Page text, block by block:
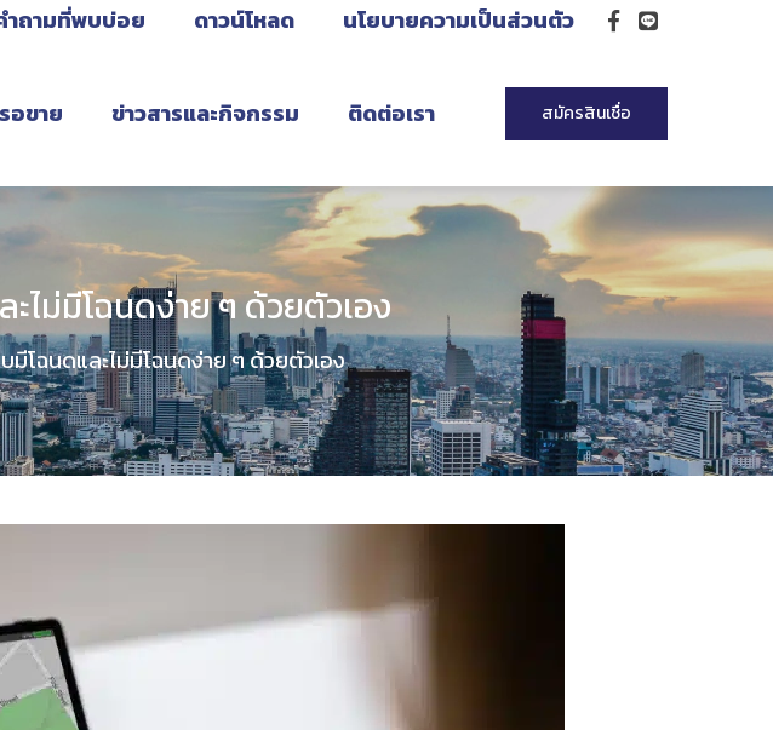
ำถามที่พบบ่อย ดาวน์โหลด นโยบายความเป็นส่วนตัว
อขาย ข่าวสารและกิจกรรม ติดต่อเรา สมัครสินเชื่อ
ไม่มีโฉนดง่าย ๆ ด้วยตัวเอง
มีโฉนดและไม่มีโฉนดง่าย ๆ ด้วยตัวเอง